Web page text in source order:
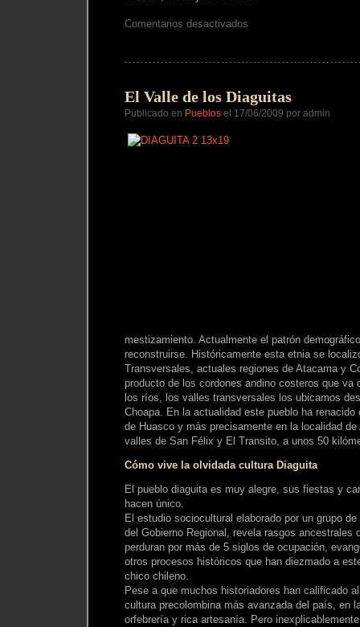
Comentarios desactivados
El Valle de los Diaguitas
Publicado en Pueblos el 17/06/2009 por admin
mestizamiento. Actualmente el patrón
reconstruirse. Históricamente esta etnia se
Transversales, actuales regiones de Atacama y
producto de los cordones andino costeros que va
los ríos, los valles transversales los ubicamos
Choapa. En la actualidad este pueblo ha
de Huasco y más precisamente en la localidad
valles de San Félix y El Transito, a unos 50
Cómo vive la olvidada cultura Diaguita
El pueblo diaguita es muy alegre, sus fiestas y
hacen único.
El estudio sociocultural elaborado por un grupo
del Gobierno Regional, revela rasgos ancestrales
perduran por más de 5 siglos de ocupación,
otros procesos históricos que han diezmado a
chico chileno.
Pese a que muchos historiadores han calificado
cultura precolombina más avanzada del país, en
orfebrería y rica artesanía. Pero